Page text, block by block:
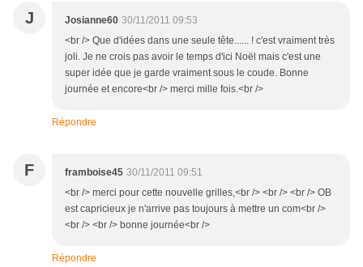
J Josianne60 30/11/2011 09:53
<br /> Que d'idées dans une seule tête...... ! c'est vraiment très
joli. Je ne crois pas avoir le temps d'ici Noël mais c'est une
super idée que je garde vraiment sous le coude. Bonne
journée et encore<br /> merci mille fois.<br />
Répondre
F framboise45 30/11/2011 09:51
<br /> merci pour cette nouvelle grilles,<br /> <br /> <br /> OB
est capricieux je n'arrive pas toujours à mettre un com<br />
<br /> <br /> bonne journée<br />
Répondre